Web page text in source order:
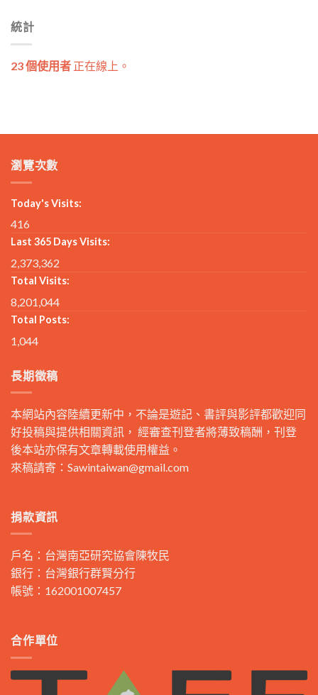
統計
23 個使用者 正在線上。
瀏覽次數
Today's Visits:
416
Last 365 Days Visits:
2,373,362
Total Visits:
8,201,044
Total Posts:
1,044
長期徵稿
本網站內容陸續更新中，不論是遊記、書評與影評都歡迎同
好投稿與提供相關資訊， 經審查刊登者將薄致稿酬，刊登
後本站亦保有文章轉載使用權益。
來稿請寄： Sawintaiwan@gmail.com
捐款資訊
戶名：台灣南亞研究協會陳牧民
銀行：台灣銀行群賢分行
帳號：162001007457
合作單位